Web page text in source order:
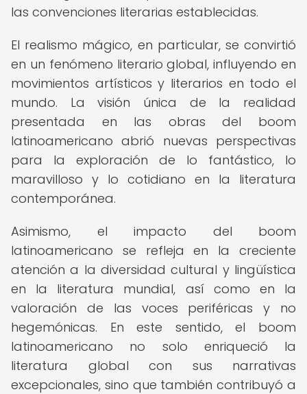
las convenciones literarias establecidas.
El realismo mágico, en particular, se convirtió
en un fenómeno literario global, influyendo en
movimientos artísticos y literarios en todo el
mundo. La visión única de la realidad
presentada en las obras del boom
latinoamericano abrió nuevas perspectivas
para la exploración de lo fantástico, lo
maravilloso y lo cotidiano en la literatura
contemporánea.
Asimismo, el impacto del boom
latinoamericano se refleja en la creciente
atención a la diversidad cultural y lingüística
en la literatura mundial, así como en la
valoración de las voces periféricas y no
hegemónicas. En este sentido, el boom
latinoamericano no solo enriqueció la
literatura global con sus narrativas
excepcionales, sino que también contribuyó a